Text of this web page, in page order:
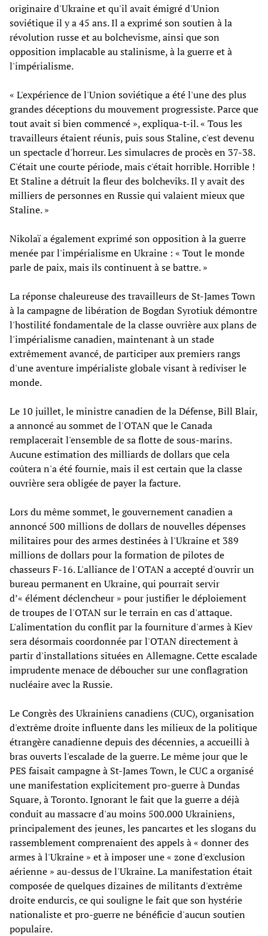
originaire d'Ukraine et qu'il avait émigré d'Union
soviétique il y a 45 ans. Il a exprimé son soutien à la
révolution russe et au bolchevisme, ainsi que son
opposition implacable au stalinisme, à la guerre et à
l'impérialisme.
« L'expérience de l'Union soviétique a été l'une des plus
grandes déceptions du mouvement progressiste. Parce que
tout avait si bien commencé », expliqua-t-il. « Tous les
travailleurs étaient réunis, puis sous Staline, c'est devenu
un spectacle d'horreur. Les simulacres de procès en 37-38.
C'était une courte période, mais c'était horrible. Horrible !
Et Staline a détruit la fleur des bolcheviks. Il y avait des
milliers de personnes en Russie qui valaient mieux que
Staline. »
Nikolaï a également exprimé son opposition à la guerre
menée par l'impérialisme en Ukraine : « Tout le monde
parle de paix, mais ils continuent à se battre. »
La réponse chaleureuse des travailleurs de St-James Town
à la campagne de libération de Bogdan Syrotiuk démontre
l'hostilité fondamentale de la classe ouvrière aux plans de
l'impérialisme canadien, maintenant à un stade
extrêmement avancé, de participer aux premiers rangs
d'une aventure impérialiste globale visant à rediviser le
monde.
Le 10 juillet, le ministre canadien de la Défense, Bill Blair,
a annoncé au sommet de l'OTAN que le Canada
remplacerait l'ensemble de sa flotte de sous-marins.
Aucune estimation des milliards de dollars que cela
coûtera n'a été fournie, mais il est certain que la classe
ouvrière sera obligée de payer la facture.
Lors du même sommet, le gouvernement canadien a
annoncé 500 millions de dollars de nouvelles dépenses
militaires pour des armes destinées à l'Ukraine et 389
millions de dollars pour la formation de pilotes de
chasseurs F-16. L'alliance de l'OTAN a accepté d'ouvrir un
bureau permanent en Ukraine, qui pourrait servir
d’« élément déclencheur » pour justifier le déploiement
de troupes de l'OTAN sur le terrain en cas d'attaque.
L'alimentation du conflit par la fourniture d'armes à Kiev
sera désormais coordonnée par l'OTAN directement à
partir d'installations situées en Allemagne. Cette escalade
imprudente menace de déboucher sur une conflagration
nucléaire avec la Russie.
Le Congrès des Ukrainiens canadiens (CUC), organisation
d'extrême droite influente dans les milieux de la politique
étrangère canadienne depuis des décennies, a accueilli à
bras ouverts l'escalade de la guerre. Le même jour que le
PES faisait campagne à St-James Town, le CUC a organisé
une manifestation explicitement pro-guerre à Dundas
Square, à Toronto. Ignorant le fait que la guerre a déjà
conduit au massacre d'au moins 500.000 Ukrainiens,
principalement des jeunes, les pancartes et les slogans du
rassemblement comprenaient des appels à « donner des
armes à l'Ukraine » et à imposer une « zone d'exclusion
aérienne » au-dessus de l'Ukraine. La manifestation était
composée de quelques dizaines de militants d'extrême
droite endurcis, ce qui souligne le fait que son hystérie
nationaliste et pro-guerre ne bénéficie d'aucun soutien
populaire.